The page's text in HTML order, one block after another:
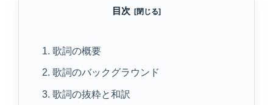
目次
1. 歌詞の概要
2. 歌詞のバックグラウンド
3. 歌詞の抜粋と和訳